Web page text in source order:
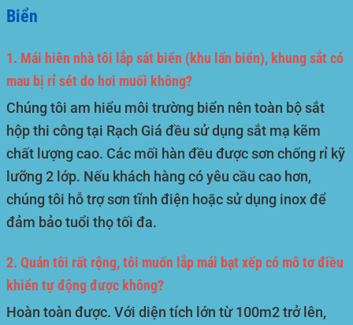
Biển
1. Mái hiên nhà tôi lắp sát biển (khu lấn biển), khung sắt có
mau bị rỉ sét do hơi muối không?
Chúng tôi am hiểu môi trường biển nên toàn bộ sắt
hộp thi công tại Rạch Giá đều sử dụng sắt mạ kẽm
chất lượng cao. Các mối hàn đều được sơn chống rỉ kỹ
lưỡng 2 lớp. Nếu khách hàng có yêu cầu cao hơn,
chúng tôi hỗ trợ sơn tĩnh điện hoặc sử dụng inox để
đảm bảo tuổi thọ tối đa.
2. Quán tôi rất rộng, tôi muốn lắp mái bạt xếp có mô tơ điều
khiển tự động được không?
Hoàn toàn được. Với diện tích lớn từ 100m2 trở lên,